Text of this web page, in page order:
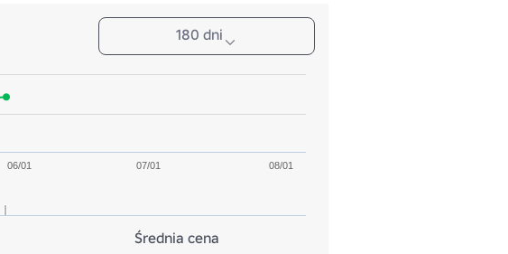
180 dni
06/01 07/01 08/01
Średnia cena